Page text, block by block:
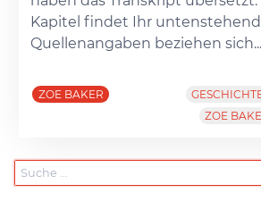
Kapitel findet Ihr
Quellenangaben beziehen sich...
ZOE BAKER
ZOE